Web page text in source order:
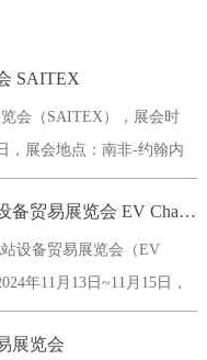
SAITEX
会（SAITEX），展会时
，展会地点：南非-约翰内
South Africa-南非桑顿会议
土耳其国际电动车充电站设备贸易展览会 EV Charger show
设备贸易展览会（EV
年11月13日~11月15日，
伊斯坦布尔展览中心，主办
展览会